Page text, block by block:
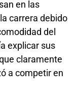
en las
carrera debido
del
explicar sus
claramente
a competir en